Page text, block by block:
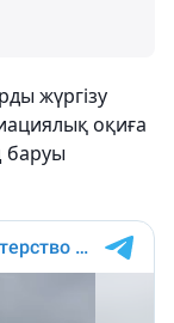
жүргізу
оқиға
баруы